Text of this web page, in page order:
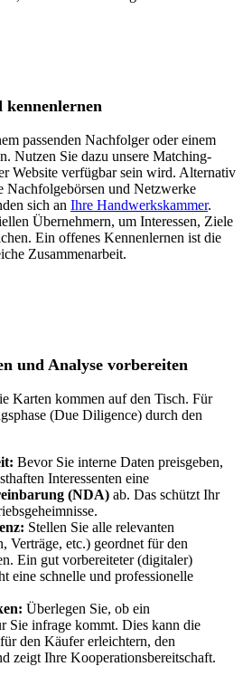
passenden Nachfolger oder einem
Nutzen Sie dazu unsere Matching-
Website verfügbar sein wird. Alternativ
Nachfolgebörsen und Netzwerke
sich an Ihre Handwerkskammer.
Übernehmern, um Interessen, Ziele
Ein offenes Kennenlernen ist die
Zusammenarbeit.
und Analyse vorbereiten
Karten kommen auf den Tisch. Für
(Due Diligence) durch den
Bevor Sie interne Daten preisgeben,
Interessenten eine
(NDA) ab. Das schützt Ihr
Stellen Sie alle relevanten
Verträge, etc.) geordnet für den
Ein gut vorbereiteter (digitaler)
eine schnelle und professionelle
Überlegen Sie, ob ein
Sie infrage kommt. Dies kann die
den Käufer erleichtern, den
zeigt Ihre Kooperationsbereitschaft.